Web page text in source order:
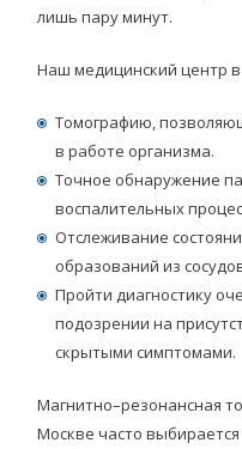
лишь пару минут.
Наш медицинский центр
Томографию,
в работе организма.
Точное обнаружение
воспалительных
Отслеживание
образований из
Пройти диагностику
подозрении на
скрытыми симптомами.
Магнитно–резонансная
Москве часто